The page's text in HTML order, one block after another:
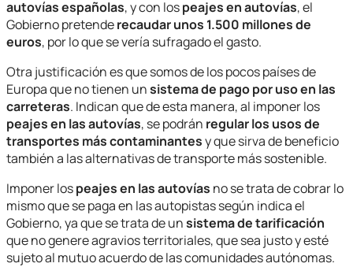
autovías españolas, y con lospeajes en autovías, el
Gobierno pretenderecaudar unos 1.500 millones de
euros, por lo que se vería sufragado el gasto.
Otra justificación es que somos de los pocos países de
Europa que no tienen unsistema de pago por uso en las
carreteras. Indican que de esta manera, al imponer los
peajes en las autovías, se podrán regular los usos de
transportes más contaminantesy que sirva de beneficio
también a las alternativas de transporte más sostenible.
Imponer lospeajes en las autovías no se trata de cobrar lo
mismo que se paga en las autopistas según indica el
Gobierno, ya que se trata de unsistema de tarificación
que no genere agravios territoriales, que sea justo y esté
sujeto al mutuo acuerdo de las comunidades autónomas.